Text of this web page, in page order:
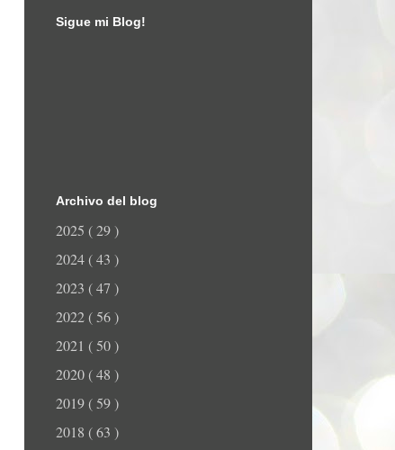
Sigue mi Blog!
Archivo del blog
2025 ( 29 )
2024 ( 43 )
2023 ( 47 )
2022 ( 56 )
2021 ( 50 )
2020 ( 48 )
2019 ( 59 )
2018 ( 63 )